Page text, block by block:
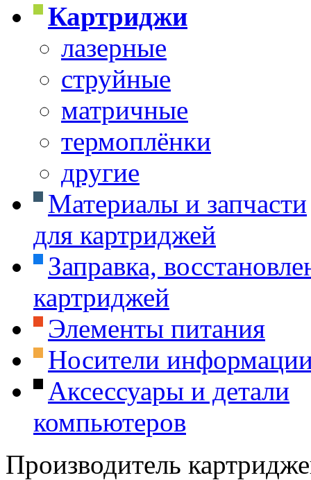
Картриджи
лазерные
струйные
матричные
термоплёнки
другие
Материалы и запчасти
для картриджей
Заправка,
картриджей
Элементы питания
Носители
Аксессуары и детали
компьютеров
Производитель